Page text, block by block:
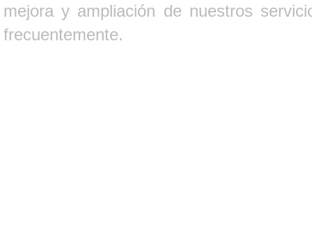
mejora y ampliación de nuestros
frecuentemente.